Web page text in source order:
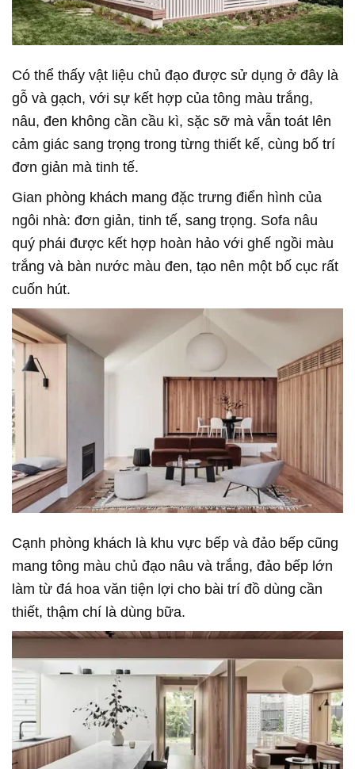
Có thể thấy vật liệu chủ đạo được sử dụng ở đây là
gỗ và gạch, với sự kết hợp của tông màu trắng,
nâu, đen không cần cầu kì, sặc sỡ mà vẫn toát lên
cảm giác sang trọng trong từng thiết kế, cùng bố trí
đơn giản mà tinh tế.
Gian phòng khách mang đặc trưng điển hình của
ngôi nhà: đơn giản, tinh tế, sang trọng. Sofa nâu
quý phái được kết hợp hoàn hảo với ghế ngồi màu
trắng và bàn nước màu đen, tạo nên một bố cục rất
cuốn hút.
Cạnh phòng khách là khu vực bếp và đảo bếp cũng
mang tông màu chủ đạo nâu và trắng, đảo bếp lớn
làm từ đá hoa văn tiện lợi cho bài trí đồ dùng cần
thiết, thậm chí là dùng bữa.